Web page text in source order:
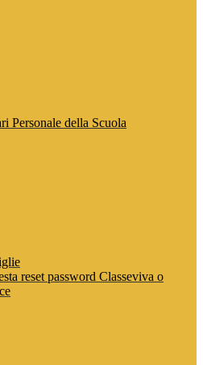
Personale della Scuola
reset password Classeviva o